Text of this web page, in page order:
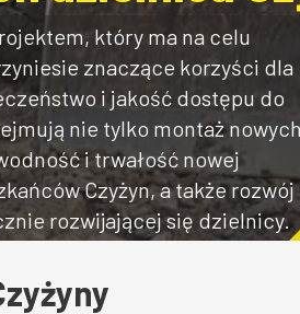
który ma na celu
znaczące korzyści dla
i jakość dostępu do
nie tylko montaż
i trwałość nowej
Czyżyn, a także rozwój
rozwijającej się dzielnicy.